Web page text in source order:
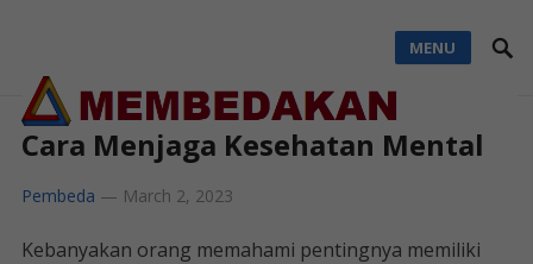
MENU
Cara Menjaga Kesehatan Mental
Pembeda — March 2, 2023
Kebanyakan orang memahami pentingnya memiliki